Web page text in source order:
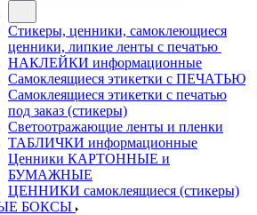
Стикеры, ценники, самоклеющиеся
ценники, липкие ленты с печатью
НАКЛЕЙКИ информационные
Самоклеящиеся этикетки с ПЕЧАТЬЮ
Самоклеящиеся этикетки с печатью
под заказ (стикеры)
Светоотражающие ленты и пленки
ТАБЛИЧКИ информационные
Ценники КАРТОННЫЕ и
БУМАЖНЫЕ
ЦЕННИКИ самоклеящиеся (стикеры)
БОКСЫ